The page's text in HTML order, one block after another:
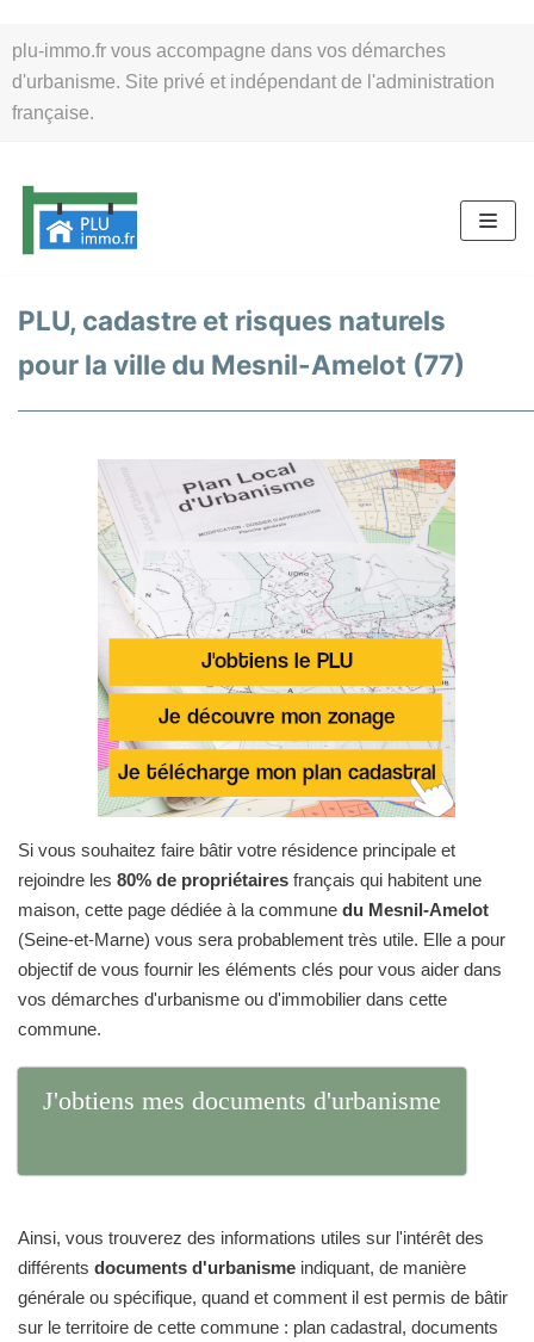
plu-immo.fr vous accompagne dans vos démarches
d'urbanisme. Site privé et indépendant de l'administration
française.
au
contenu
PLU, cadastre et risques naturels
pour la ville du Mesnil-Amelot (77)
Si vous souhaitez faire bâtir votre résidence principale et
rejoindre les 80% de propriétaires français qui habitent une
maison, cette page dédiée à la commune du Mesnil-Amelot
(Seine-et-Marne) vous sera probablement très utile. Elle a pour
objectif de vous fournir les éléments clés pour vous aider dans
vos démarches d'urbanisme ou d'immobilier dans cette
commune.
J'obtiens mes documents d'urbanisme
Ainsi, vous trouverez des informations utiles sur l'intérêt des
différents documents d'urbanisme indiquant, de manière
générale ou spécifique, quand et comment il est permis de bâtir
sur le territoire de cette commune : plan cadastral, documents